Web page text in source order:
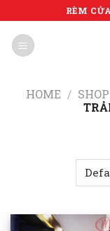
content
RÈM
HOME / SHOP